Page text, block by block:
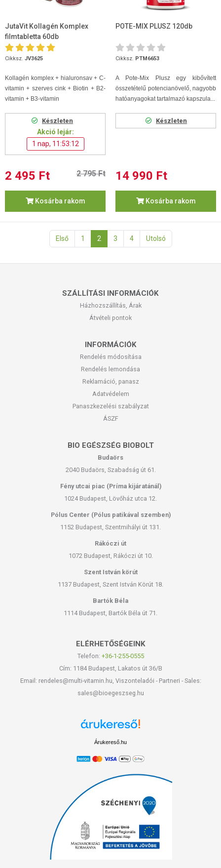
JutaVit Kollagén Komplex
filmtabletta 60db
Cikksz. JV3625
Kollagén komplex + hialuronsav + C-
vitamin + szerves cink + Biotin + B2-
vitamin + B3-vitamin
Készleten
Akció lejár:
1 nap, 11:53:12
2 495 Ft 2 795 Ft
Kosárba rakom
POTE-MIX PLUSZ 120db
Cikksz. PTM6653
A Pote-Mix Plusz egy kibővített
összetételű potencianövelő, nagyobb
hatóanyagokat tartalmazó kapszula...
Készleten
14 990 Ft
Kosárba rakom
Első 1 2 3 4 Utolsó
SZÁLLÍTÁSI INFORMÁCIÓK
Házhozszállítás, Árak
Átvételi pontok
INFORMÁCIÓK
Rendelés módosítása
Rendelés lemondása
Reklamáció, panasz
Adatvédelem
Panaszkezelési szabályzat
ÁSZF
BIO EGÉSZSÉG BIOBOLT
Budaörs
2040 Budaörs, Szabadság út 61.
Fény utcai piac (Príma kijáratánál)
1024 Budapest, Lövőház utca 12.
Pólus Center (Pólus patikával szemben)
1152 Budapest, Szentmihályi út 131.
Rákóczi út
1072 Budapest, Rákóczi út 10.
Szent István körút
1137 Budapest, Szent István Körút 18.
Bartók Béla
1114 Budapest, Bartók Béla út 71.
ELÉRHETŐSÉGEINK
Telefon: +36-1-255-0555
Cím: 1184 Budapest, Lakatos út 36/B
Email: rendeles@multi-vitamin.hu, Viszonteladói - Partneri - Sales:
sales@bioegeszseg.hu
Árukereső.hu